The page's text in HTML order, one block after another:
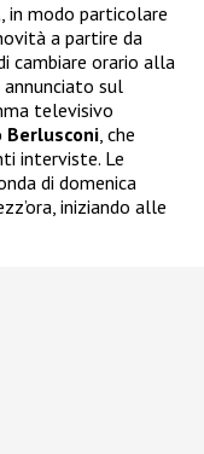
in modo particolare
a partire da
cambiare orario alla
sul
televisivo
Berlusconi, che
interviste. Le
di domenica
iniziando alle